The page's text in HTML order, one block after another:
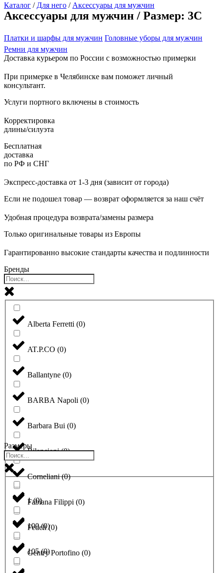
Каталог / Для него / Аксессуары для мужчин
Аксессуары для мужчин / Размер: 3C
Платки и шарфы для мужчин Головные уборы для мужчин
Ремни для мужчин
Доставка курьером по России с возможностью примерки
При примерке в Челябинске вам поможет личный
консультант.
Услуги портного включены в стоимость
Корректировка
длины/силуэта
Бесплатная
доставка
по РФ и СНГ
Экспресс-доставка от 1-3 дня (зависит от города)
Если не подошел товар — возврат оформляется за наш счёт
Удобная процедура возврата/замены размера
Только оригинальные товары из Европы
Гарантированно высокие стандарты качества и подлинности
Бренды
Alberta Ferretti (0)
AT.P.CO (0)
Ballantyne (0)
BARBA Napoli (0)
Barbara Bui (0)
Bilancioni (0)
Corneliani (0)
Fabiana Filippi (0)
Fedeli (0)
Gentry Portofino (0)
Размеры
1 (0)
100 (0)
105 (0)